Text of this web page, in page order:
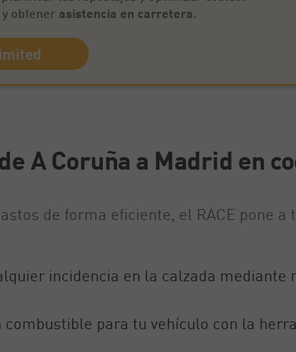
y obtener asistencia en carretera.
A Coruña a Madrid en
de forma eficiente, el RACE pone a
incidencia en la calzada mediante
para tu vehículo con la